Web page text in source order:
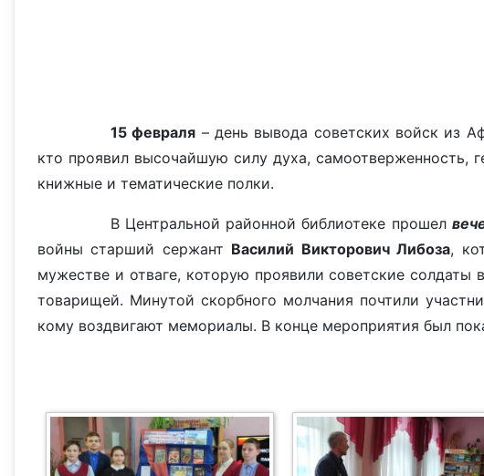
15 февраля – день вывода советских войск из
кто проявил высочайшую силу духа, самоотверженность,
книжные и тематические полки.
В Центральной районной библиотеке прошел
войны старший сержант Василий Викторович Либоза,
мужестве и отваге, которую проявили советские
товарищей. Минутой скорбного молчания почтили
кому воздвигают мемориалы. В конце мероприятия был